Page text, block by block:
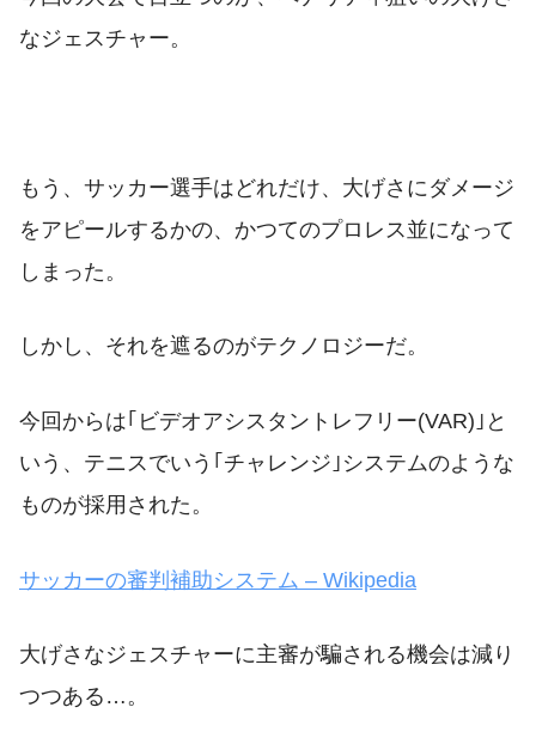
なジェスチャー。
もう、サッカー選手はどれだけ、大げさにダメージ
をアピールするかの、かつてのプロレス並になって
しまった。
しかし、それを遮るのがテクノロジーだ。
今回からは｢ビデオアシスタントレフリー(VAR)｣と
いう、テニスでいう｢チャレンジ｣システムのような
ものが採用された。
サッカーの審判補助システム – Wikipedia
大げさなジェスチャーに主審が騙される機会は減り
つつある…。